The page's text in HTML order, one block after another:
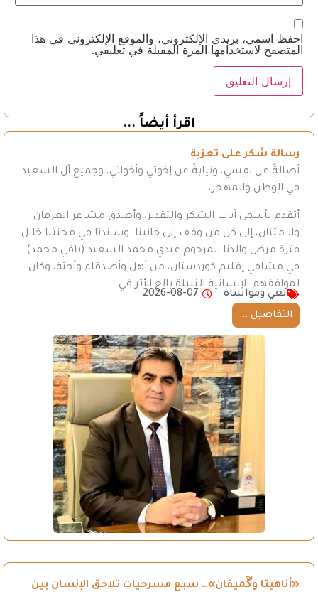
احفظ اسمي، بريدي الإلكتروني، والموقع الإلكتروني في هذا
المتصفح لاستخدامها المرة المقبلة في تعليقي.
اقرأ أيضاً ...
رسالة شكر على تعزية
أصالةً عن نفسي، ونيابةً عن إخوتي وأخواتي، وجميع آل السعيد
في الوطن والمهجر،
أتقدم بأسمى آيات الشكر والتقدير، وأصدق مشاعر العرفان
والامتنان، إلى كل من وقف إلى جانبنا، وساندنا في محنتنا خلال
فترة مرض والدنا المرحوم عبدي محمد السعيد (بافي محمد)
في مشافي إقليم كوردستان، من أهل وأصدقاء وأحبّة، وكان
لمواقفهم الإنسانية النبيلة بالغ الأثر في…
نعي ومواساة
2026-08-07
التفاصيل ...
«أناهيتا وگَميفان»… سبع مسرحيات تلاحق الإنسان بين